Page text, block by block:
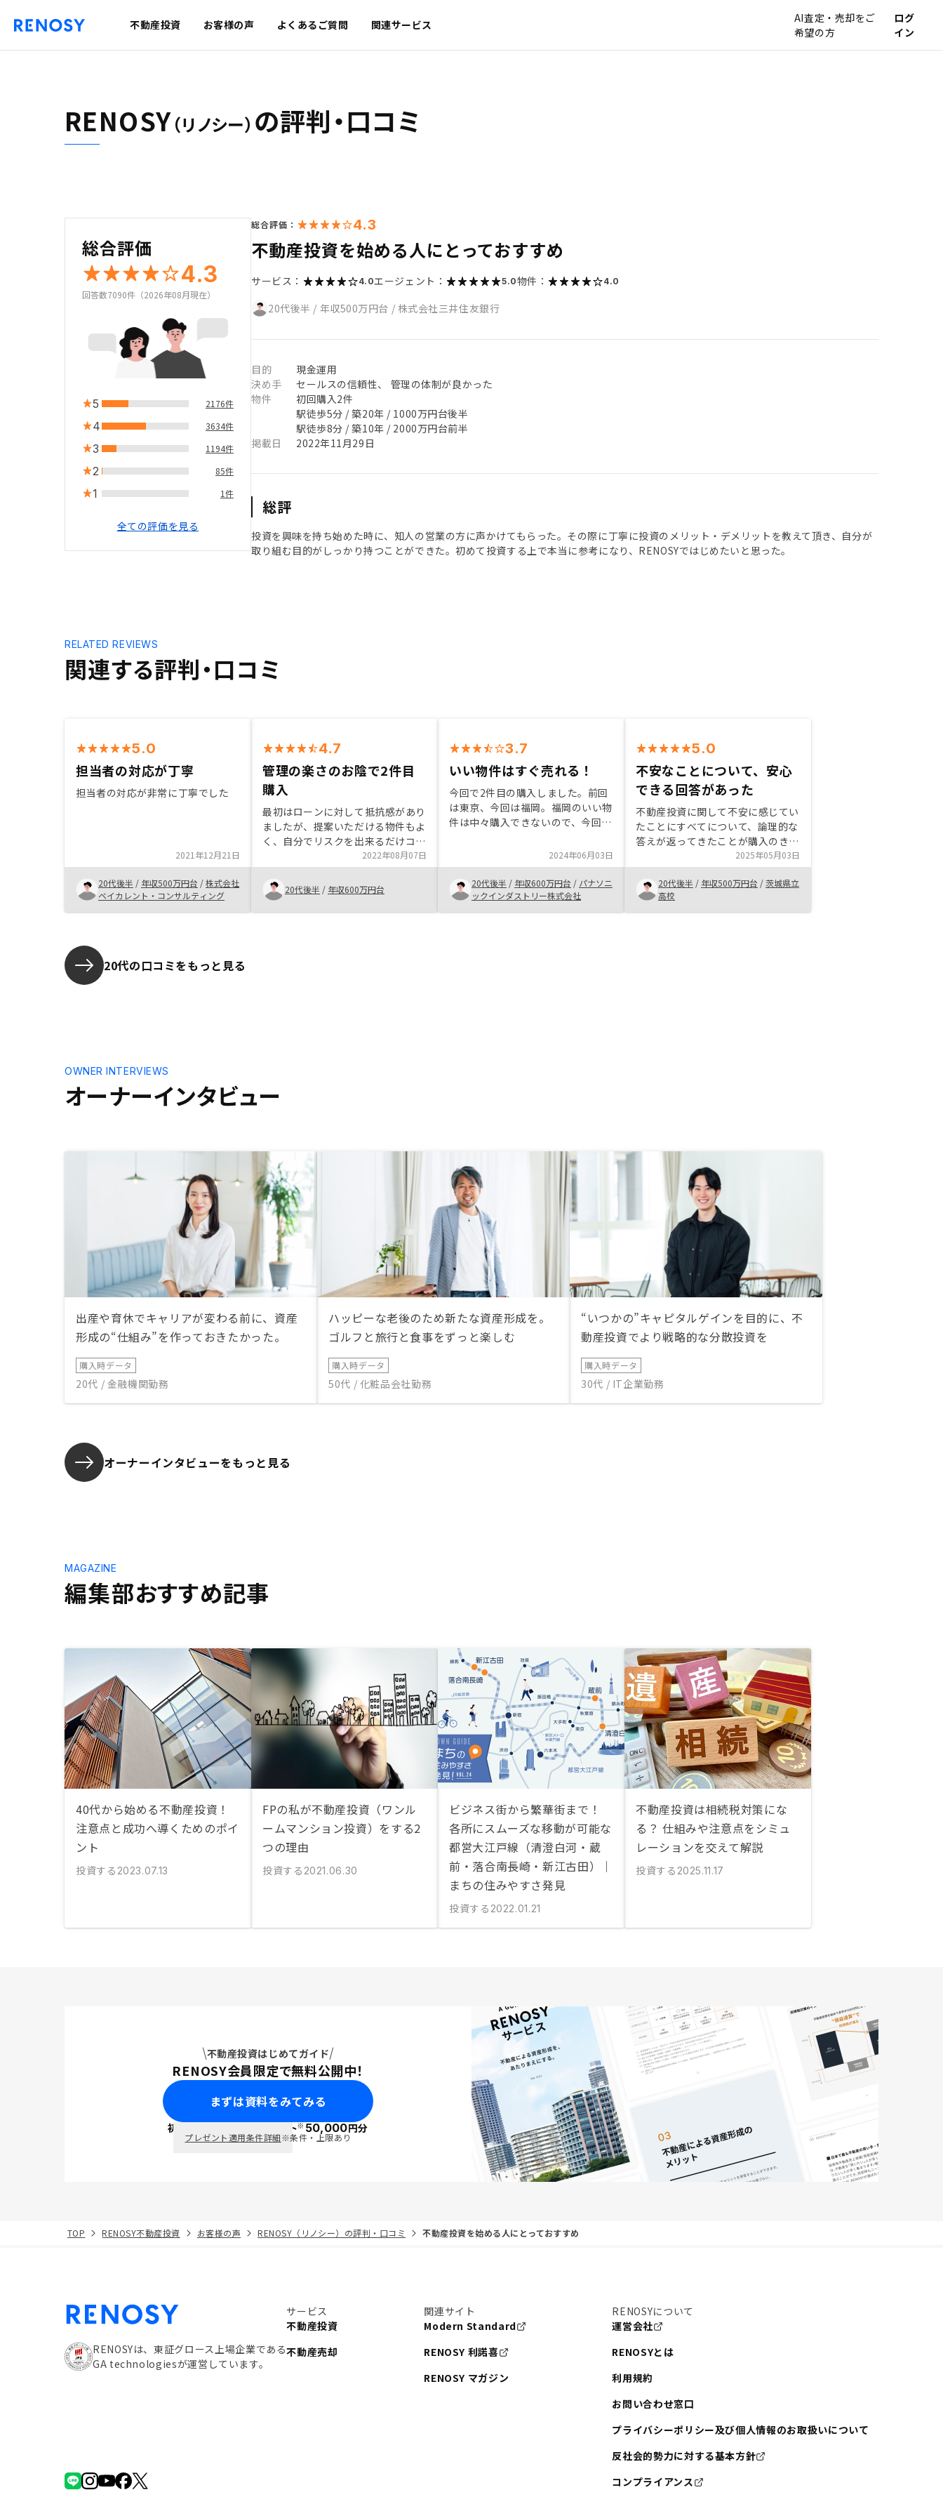
不動産投資 お客様の声 よくあるご質問 関連サービス
AI査定・売却をご
希望の方
ログ
イン
RENOSY（リノシー） の評判・口コミ
総合評価
4.3
回答数7090件（2026年08月現在）
5 2176件
4 3634件
3 1194件
2 85件
1 1件
全ての評価を見る
総合評価： 4.3
不動産投資を始める人にとっておすすめ
サービス： 4.0エージェント： 5.0物件： 4.0
20代後半 / 年収500万円台 / 株式会社三井住友銀行
目的
現金運用
決め手
セールスの信頼性、 管理の体制が良かった
物件
初回購入2件
駅徒歩5分 / 築20年 / 1000万円台後半
駅徒歩8分 / 築10年 / 2000万円台前半
掲載日
2022年11月29日
総評
投資を興味を持ち始めた時に、知人の営業の方に声かけてもらった。その際に丁寧に投資のメリット・デメリットを教えて頂き、自分が
取り組む目的がしっかり持つことができた。初めて投資する上で本当に参考になり、RENOSYではじめたいと思った。
関連する評判・口コミ
RELATED REVIEWS
5.0
担当者の対応が丁寧
担当者の対応が非常に丁寧でした
2021年12月21日
20代後半 / 年収500万円台 /株式会社
ベイカレント・コンサルティング
4.7
管理の楽さのお陰で2件目
購入
最初はローンに対して抵抗感があり
ましたが、提案いただける物件もよ
く、自分でリスクを出来るだけコン
トロールできるところに良さを感じ
ました。また、その中でもRENOSY
はアプリで一括管理できることが良
かったと思います。アプリで購入後
の物件も年間収支のシミュレーショ
2022年08月07日
20代後半 / 年収600万円台
3.7
いい物件はすぐ売れる！
今回で2件目の購入しました。前回
は東京、今回は福岡。福岡のいい物
件は中々購入できないので、今回は
どんどん開発のかかっている福岡の
物件は魅力しかないので、オススメ
したいです。でも人気出て購入でき
なくなるのは、困るなって複雑な思
いもあります笑
2024年06月03日
20代後半 / 年収600万円台 / パナソニ
ックインダストリー株式会社
5.0
不安なことについて、安心
できる回答があった
不動産投資に関して不安に感じてい
たことにすべてについて、論理的な
答えが返ってきたことが購入のきっ
かけになりました。家賃収入で資産
形成ができるのは不動産投資の大き
な魅力だと思うので、借り入れがで
きる方は是非チャレンジしてみては
と思います。
2025年05月03日
20代後半 / 年収500万円台 /茨城県立
高校
20代の口コミをもっと見る
オーナーインタビュー
OWNER INTERVIEWS
出産や育休でキャリアが変わる前に、資産
形成の“仕組み”を作っておきたかった。
購入時データ
20代 / 金融機関勤務
ハッピーな老後のため新たな資産形成を。
ゴルフと旅行と食事をずっと楽しむ
購入時データ
50代 / 化粧品会社勤務
“いつかの”キャピタルゲインを目的に、不
動産投資でより戦略的な分散投資を
購入時データ
30代 / IT企業勤務
オーナーインタビューをもっと見る
編集部おすすめ記事
MAGAZINE
40代から始める不動産投資！
注意点と成功へ導くためのポイ
ント
投資する 2023.07.13
FPの私が不動産投資（ワンル
ームマンション投資）をする2
つの理由
投資する 2021.06.30
ビジネス街から繁華街まで！
各所にスムーズな移動が可能な
都営大江戸線（清澄白河・蔵
前・落合南長崎・新江古田）｜
まちの住みやすさ発見
投資する 2022.01.21
不動産投資は相続税対策にな
る？ 仕組みや注意点をシミュ
レーションを交えて解説
投資する 2025.11.17
不動産投資はじめてガイド
RENOSY会員限定で無料公開中！
まずは資料をみてみる
初回面談で ポイント※50,000円分
プレゼント適用条件詳細※条件・上限あり
TOP RENOSY不動産投資 お客様の声 RENOSY（リノシー）の評判・口コミ 不動産投資を始める人にとっておすすめ
RENOSYは、東証グロース上場企業である
GA technologiesが運営しています。
サービス
不動産投資
不動産売却
関連サイト
Modern Standard
RENOSY 利諾喜
RENOSY マガジン
RENOSYについて
運営会社
RENOSYとは
利用規約
お問い合わせ窓口
プライバシーポリシー及び個人情報のお取扱いについて
反社会的勢力に対する基本方針
コンプライアンス